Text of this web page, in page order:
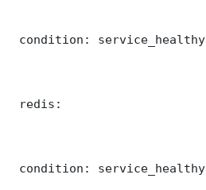
condition: service_healthy
redis:
condition: service_healthy